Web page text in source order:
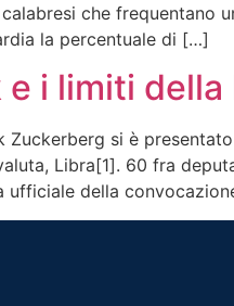
che frequentano
la percentuale di […]
e i limiti
Zuckerberg si è
Libra[1]. 60 fra
ufficiale della